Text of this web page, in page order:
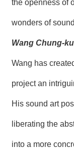
the openness of
wonders of
Wang Chung-
Wang has
project an
His sound art
liberating the
into a more